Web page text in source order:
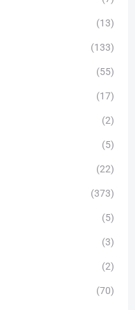
(13)
(133)
(55)
(17)
(2)
(5)
(22)
(373)
(5)
(3)
(2)
(70)